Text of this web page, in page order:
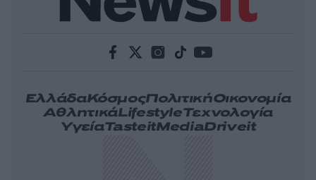
ΕλλάδαΚόσμοςΠολιτικήΟικονομία
ΑθλητικάLifestyleΤεχνολογία
ΥγείαTasteitMediaDriveit